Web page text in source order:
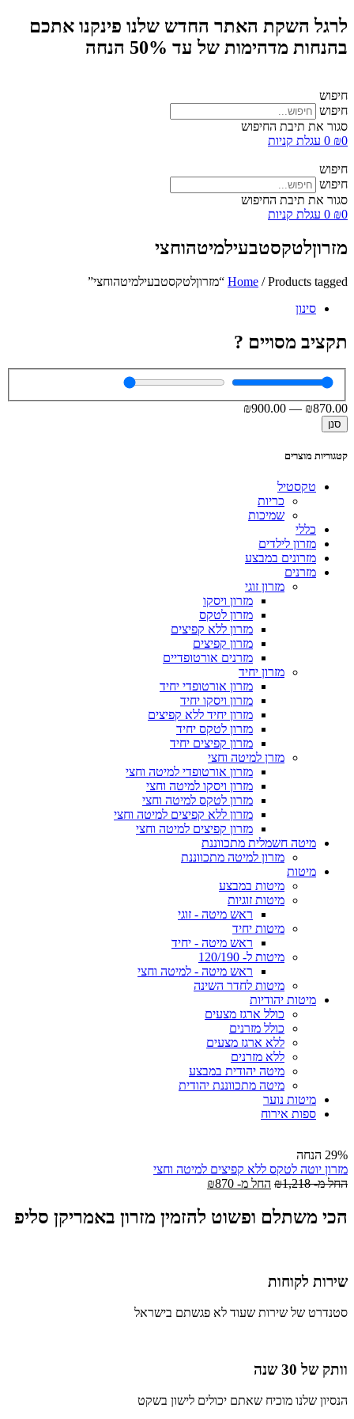
לרגל השקת האתר החדש שלנו פינקנו אתכם
בהנחות מדהימות של עד 50% הנחה
חיפוש
חיפוש
סגור את תיבת החיפוש
₪0
0 עגלת קניות
חיפוש
חיפוש
סגור את תיבת החיפוש
₪0
0 עגלת קניות
מזרוןלטקסטבעילמיטהוחצי
Home / Products tagged “מזרוןלטקסטבעילמיטהוחצי”
סינון
תקציב מסויים ?
₪870.00
—
₪900.00
סנן
קטגוריות מוצרים
טקסטיל
כריות
שמיכות
כללי
מזרון לילדים
מזרונים במבצע
מזרנים
מזרון זוגי
מזרון ויסקו
מזרון לטקס
מזרון ללא קפיצים
מזרון קפיצים
מזרנים אורטופדיים
מזרון יחיד
מזרון אורטופדי יחיד
מזרון ויסקו יחיד
מזרון יחיד ללא קפיצים
מזרון לטקס יחיד
מזרון קפיצים יחיד
מזרן למיטה וחצי
מזרון אורטופדי למיטה וחצי
מזרון ויסקו למיטה וחצי
מזרון לטקס למיטה וחצי
מזרון ללא קפיצים למיטה וחצי
מזרון קפיצים למיטה וחצי
מיטה חשמלית מתכווננת
מזרון למיטה מתכווננת
מיטות
מיטות במבצע
מיטות זוגיות
ראש מיטה - זוגי
מיטות יחיד
ראש מיטה - יחיד
מיטות ל- 120/190
ראש מיטה - למיטה וחצי
מיטות לחדר השינה
מיטות יהודיות
כולל ארגז מצעים
כולל מזרנים
ללא ארגז מצעים
ללא מזרנים
מיטה יהודית במבצע
מיטה מתכווננת יהודית
מיטות נוער
ספות אירוח
29% הנחה
מזרון יוטה לטקס ללא קפיצים למיטה וחצי
החל מ-
₪1,218 החל מ- ₪870
הכי משתלם ופשוט להזמין מזרון באמריקן סליפ
שירות לקוחות
סטנדרט של שירות שעוד לא פגשתם בישראל
וותק של 30 שנה
הנסיון שלנו מוכיח שאתם יכולים לישון בשקט